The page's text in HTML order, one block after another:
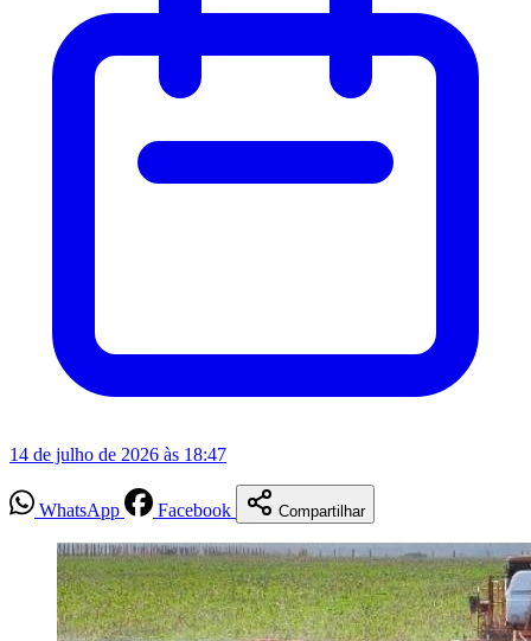
14 de julho de 2026 às 18:47
WhatsApp Facebook Compartilhar